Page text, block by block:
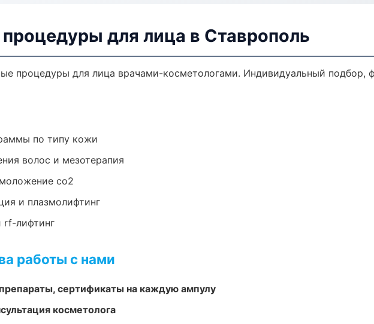
для лица в Ставрополь
процедуры для лица врачами-косметологами. Индивидуальный подбор,
по типу кожи
волос и мезотерапия
co2
и плазмолифтинг
rf-лифтинг
работы с нами
сертификаты на каждую ампулу
косметолога